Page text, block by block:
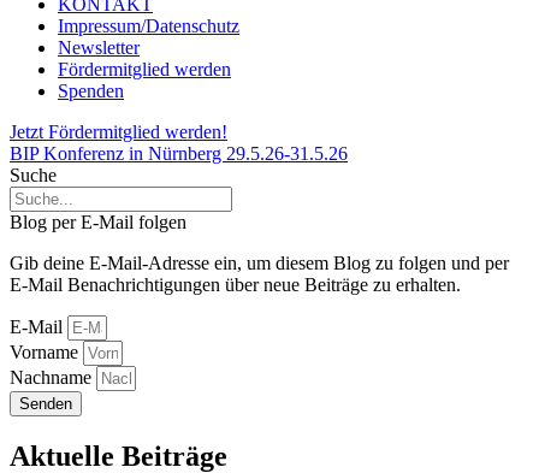
KONTAKT
Impressum/Datenschutz
Newsletter
Fördermitglied werden
Spenden
Jetzt Fördermitglied werden!
BIP Konferenz in Nürnberg 29.5.26-31.5.26
Suche
Blog per E-Mail folgen
Gib deine E-Mail-Adresse ein, um diesem Blog zu folgen und per
E-Mail Benachrichtigungen über neue Beiträge zu erhalten.
E-Mail
Vorname
Nachname
Senden
Aktuelle Beiträge